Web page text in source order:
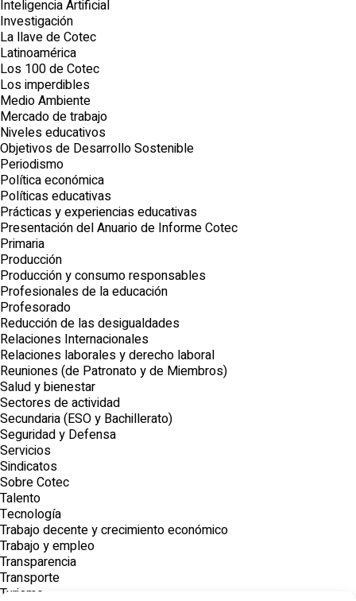
Inteligencia Artificial
Investigación
La llave de Cotec
Latinoamérica
Los 100 de Cotec
Los imperdibles
Medio Ambiente
Mercado de trabajo
Niveles educativos
Objetivos de Desarrollo Sostenible
Periodismo
Política económica
Políticas educativas
Prácticas y experiencias educativas
Presentación del Anuario de Informe Cotec
Primaria
Producción
Producción y consumo responsables
Profesionales de la educación
Profesorado
Reducción de las desigualdades
Relaciones Internacionales
Relaciones laborales y derecho laboral
Reuniones (de Patronato y de Miembros)
Salud y bienestar
Sectores de actividad
Secundaria (ESO y Bachillerato)
Seguridad y Defensa
Servicios
Sindicatos
Sobre Cotec
Talento
Tecnología
Trabajo decente y crecimiento económico
Trabajo y empleo
Transparencia
Transporte
Turismo